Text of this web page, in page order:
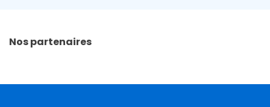
Nos partenaires